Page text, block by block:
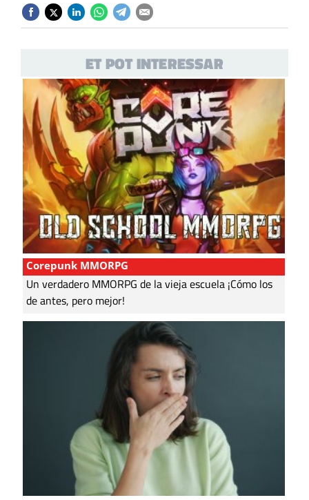
ET POT INTERESSAR
Corepunk MMORPG
Un verdadero MMORPG de la vieja escuela ¡Cómo los
de antes, pero mejor!